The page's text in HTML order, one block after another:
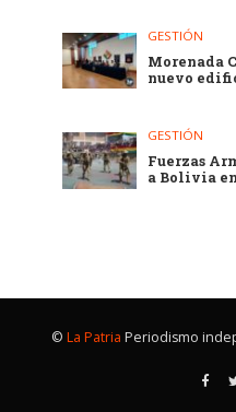
GESTIÓN
Morenada
nuevo
GESTIÓN
Fuerzas
a Bolivia en
© La Patria Periodismo